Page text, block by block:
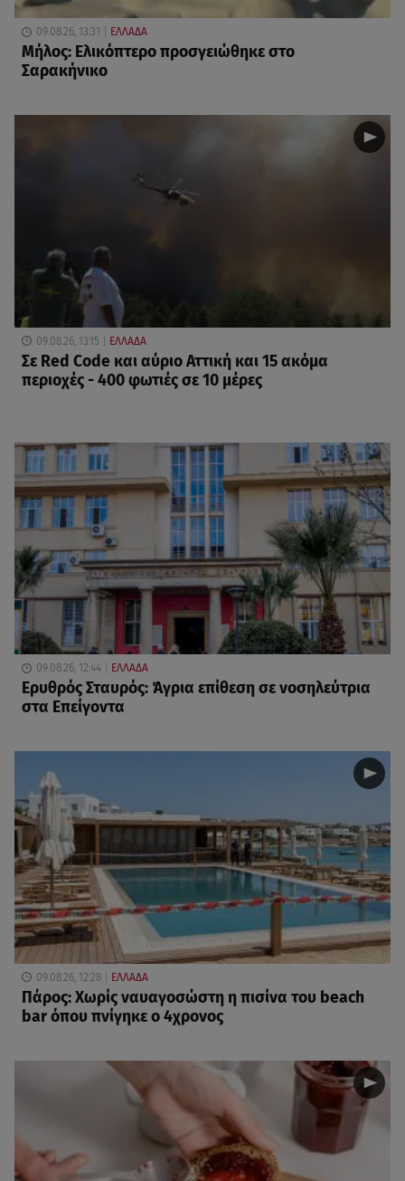
09.08.26, 13:31 ΕΛΛΑΔΑ
Μήλος: Ελικόπτερο προσγειώθηκε στο
Σαρακήνικο
09.08.26, 13:15 ΕΛΛΑΔΑ
Σε Red Code και αύριο Αττική και 15 ακόμα
περιοχές - 400 φωτιές σε 10 μέρες
09.08.26, 12:44 ΕΛΛΑΔΑ
Ερυθρός Σταυρός: Άγρια επίθεση σε νοσηλεύτρια
στα Επείγοντα
09.08.26, 12:28 ΕΛΛΑΔΑ
Πάρος: Χωρίς ναυαγοσώστη η πισίνα του beach
bar όπου πνίγηκε ο 4χρονος